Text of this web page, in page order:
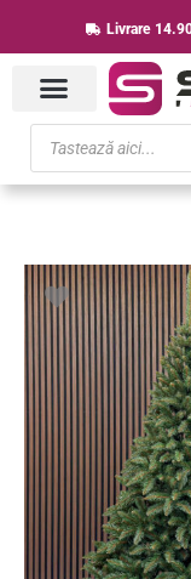
to
content
Livrare
Products
search